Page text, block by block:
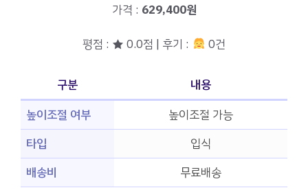
가격 : 629,400원
평점 : ★ 0.0점 | 후기 : 0건
구분
내용
높이조절 여부
높이조절 가능
타입
입식
배송비
무료배송